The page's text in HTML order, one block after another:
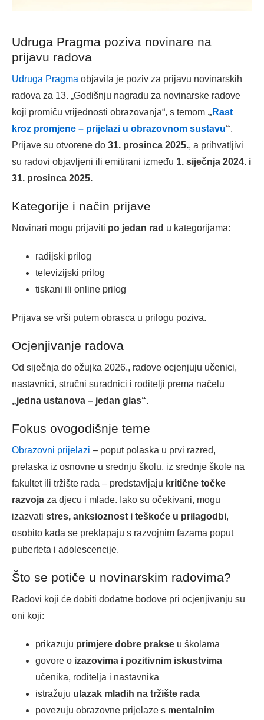
Udruga Pragma poziva novinare na
prijavu radova
Udruga Pragma objavila je poziv za prijavu novinarskih
radova za 13. „Godišnju nagradu za novinarske radove
koji promiču vrijednosti obrazovanja“, s temom „ Rast
kroz promjene – prijelazi u obrazovnom sustavu“.
Prijave su otvorene do 31. prosinca 2025., a prihvatljivi
su radovi objavljeni ili emitirani između 1. siječnja 2024. i
31. prosinca 2025.
Kategorije i način prijave
Novinari mogu prijaviti po jedan rad u kategorijama:
radijski prilog
televizijski prilog
tiskani ili online prilog
Prijava se vrši putem obrasca u prilogu poziva.
Ocjenjivanje radova
Od siječnja do ožujka 2026., radove ocjenjuju učenici,
nastavnici, stručni suradnici i roditelji prema načelu
„jedna ustanova – jedan glas“.
Fokus ovogodišnje teme
Obrazovni prijelazi – poput polaska u prvi razred,
prelaska iz osnovne u srednju školu, iz srednje škole na
fakultet ili tržište rada – predstavljaju kritične točke
razvoja za djecu i mlade. Iako su očekivani, mogu
izazvati stres, anksioznost i teškoće u prilagodbi,
osobito kada se preklapaju s razvojnim fazama poput
puberteta i adolescencije.
Što se potiče u novinarskim radovima?
Radovi koji će dobiti dodatne bodove pri ocjenjivanju su
oni koji:
prikazuju primjere dobre prakse u školama
govore o izazovima i pozitivnim iskustvima
učenika, roditelja i nastavnika
istražuju ulazak mladih na tržište rada
povezuju obrazovne prijelaze s mentalnim